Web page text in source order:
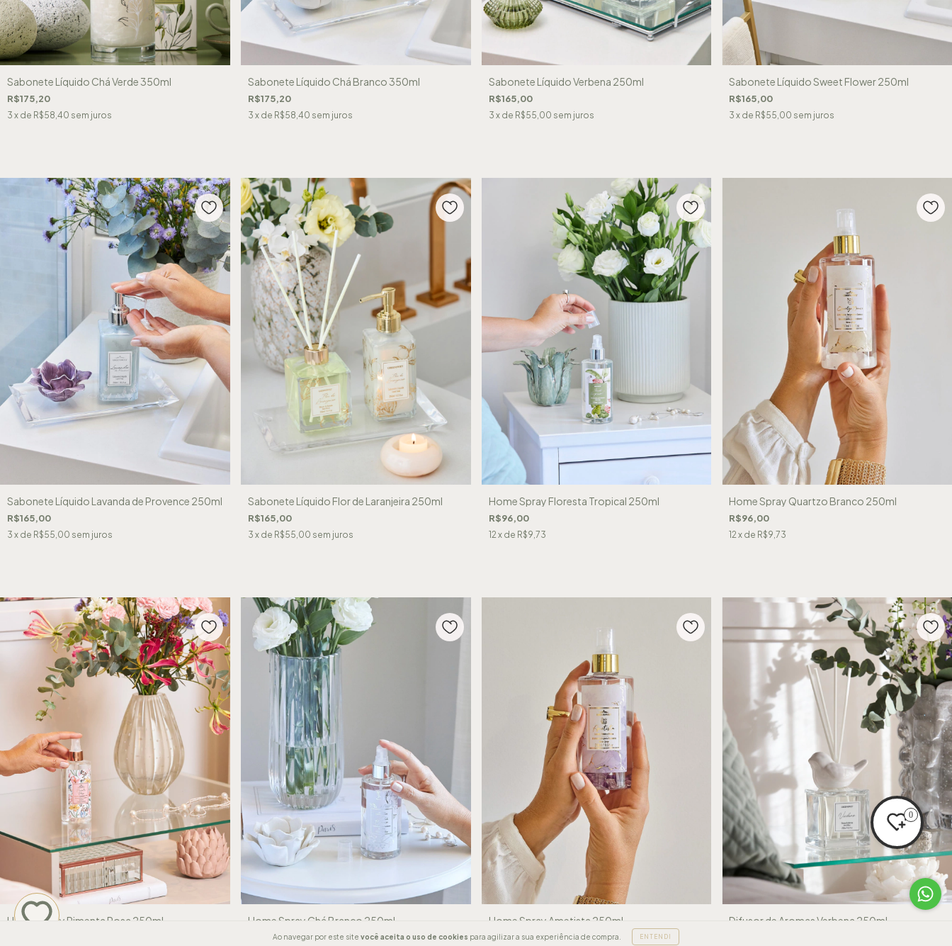
Ao navegar por este site você aceita o uso de cookies para agilizar a sua experiência de compra. ENTENDI
Sabonete Líquido Chá Verde 350ml
R$175,20
3 x de R$58,40 sem juros
Sabonete Líquido Chá Branco 350ml
R$175,20
3 x de R$58,40 sem juros
Sabonete Líquido Verbena 250ml
R$165,00
3 x de R$55,00 sem juros
Sabonete Líquido Sweet Flower 250ml
R$165,00
3 x de R$55,00 sem juros
Sabonete Líquido Lavanda de Provence 250ml
R$165,00
3 x de R$55,00 sem juros
Sabonete Líquido Flor de Laranjeira 250ml
R$165,00
3 x de R$55,00 sem juros
Home Spray Floresta Tropical 250ml
R$96,00
12x de R$9,73
Home Spray Quartzo Branco 250ml
R$96,00
12x de R$9,73
Home Spray Pimenta Rosa 250ml Home Spray Chá Branco 250ml
R$96,00
Home Spray Ametista 250ml
R$96,00
Difusor de Aromas Verbena 250ml
0